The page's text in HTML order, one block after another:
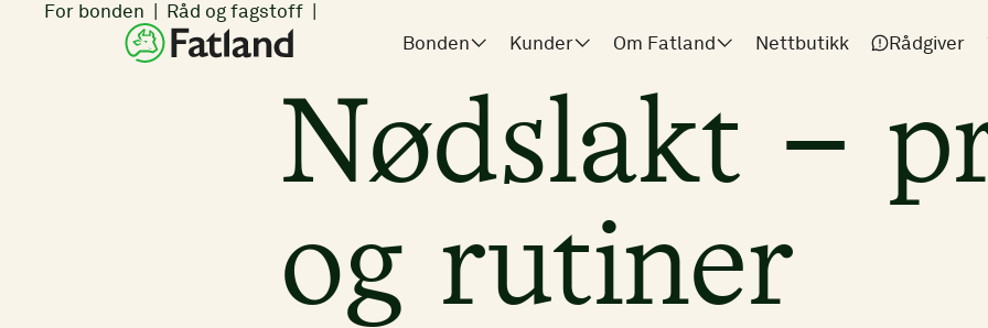
Bonden Kunder Om Fatland Nettbutikk Rådgiver
For bonden Råd og fagstoff
Nødslakt –
og rutiner